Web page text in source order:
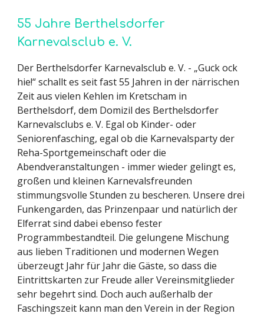
55 Jahre Berthelsdorfer
Karnevalsclub e. V.
Der Berthelsdorfer Karnevalsclub e. V. - „Guck ock
hie!“ schallt es seit fast 55 Jahren in der närrischen
Zeit aus vielen Kehlen im Kretscham in
Berthelsdorf, dem Domizil des Berthelsdorfer
Karnevalsclubs e. V. Egal ob Kinder- oder
Seniorenfasching, egal ob die Karnevalsparty der
Reha-Sportgemeinschaft oder die
Abendveranstaltungen - immer wieder gelingt es,
großen und kleinen Karnevalsfreunden
stimmungsvolle Stunden zu bescheren. Unsere drei
Funkengarden, das Prinzenpaar und natürlich der
Elferrat sind dabei ebenso fester
Programmbestandteil. Die gelungene Mischung
aus lieben Traditionen und modernen Wegen
überzeugt Jahr für Jahr die Gäste, so dass die
Eintrittskarten zur Freude aller Vereinsmitglieder
sehr begehrt sind. Doch auch außerhalb der
Faschingszeit kann man den Verein in der Region